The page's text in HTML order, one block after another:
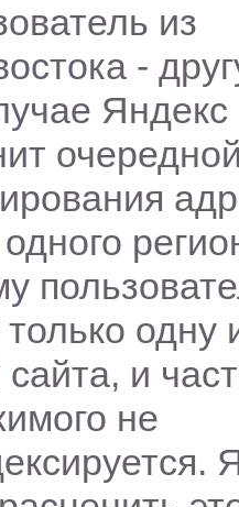
из
-
Яндекс
одну
и
не